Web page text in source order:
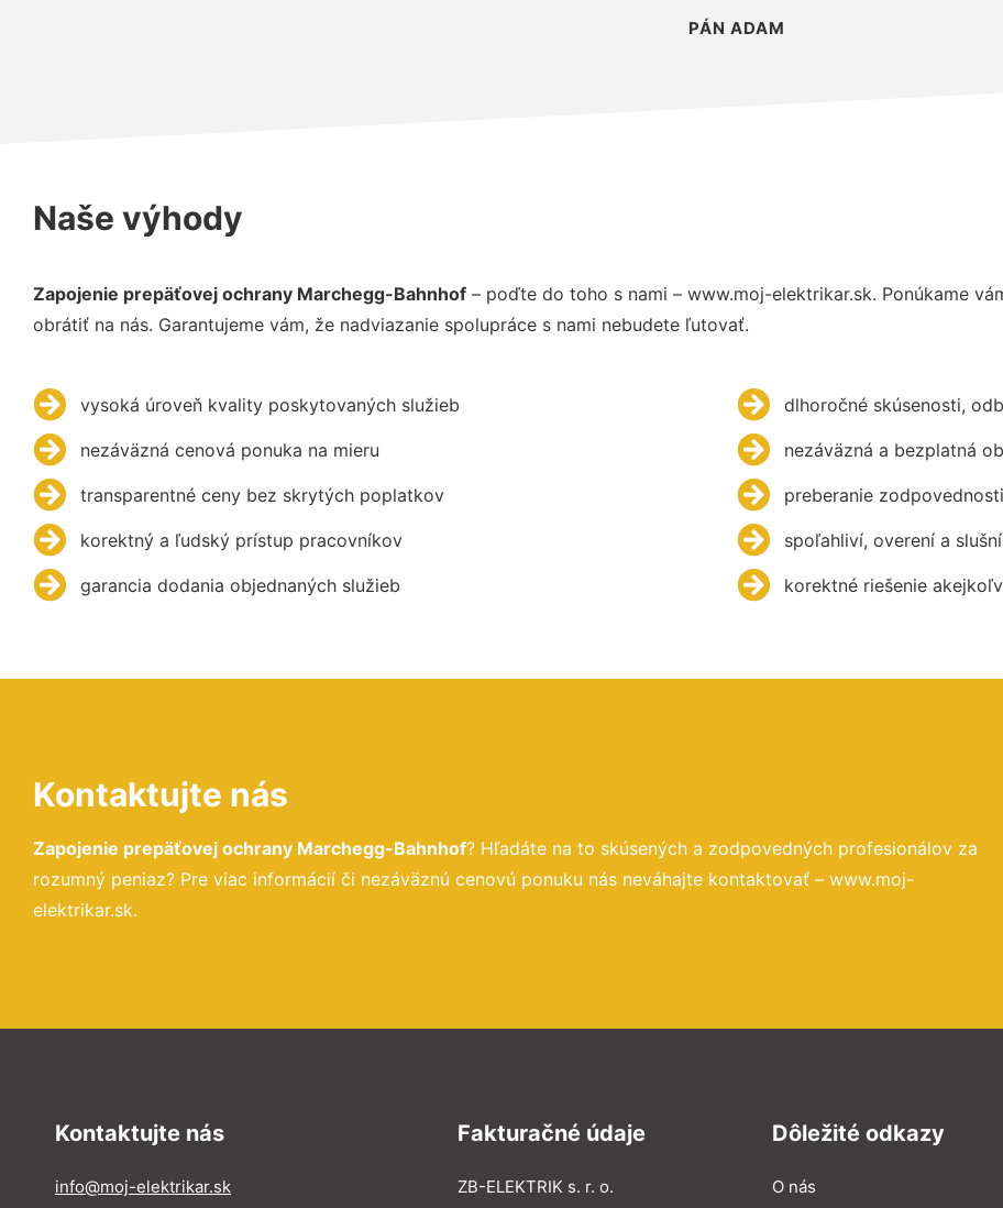
PÁN ADAM
Naše výhody
Zapojenie prepäťovej ochrany Marchegg-Bahnhof – poďte do toho s nami – www.moj-elektrikar.sk. Ponúkame
obrátiť na nás. Garantujeme vám, že nadviazanie spolupráce s nami nebudete ľutovať.
vysoká úroveň kvality poskytovaných služieb
nezáväzná cenová ponuka na mieru
transparentné ceny bez skrytých poplatkov
korektný a ľudský prístup pracovníkov
garancia dodania objednaných služieb
dlhoročné skúsenosti,
nezáväzná a bezplatná
preberanie
spoľahliví, overení a
korektné riešenie
Kontaktujte nás
Zapojenie prepäťovej ochrany Marchegg-Bahnhof? Hľadáte na to skúsených a zodpovedných profesionálov za
rozumný peniaz? Pre viac informácií či nezáväznú cenovú ponuku nás neváhajte kontaktovať – www.moj-
elektrikar.sk.
Kontaktujte nás
info@moj-elektrikar.sk
Fakturačné údaje
ZB-ELEKTRIK s. r. o.
Dôležité odkazy
O nás